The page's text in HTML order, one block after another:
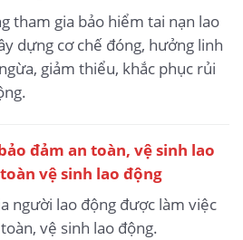
tham gia bảo hiểm tai nạn lao
dựng cơ chế đóng, hưởng linh
giảm thiểu, khắc phục rủi
đảm an toàn, vệ sinh lao
vệ sinh lao động
người lao động được làm việc
vệ sinh lao động.